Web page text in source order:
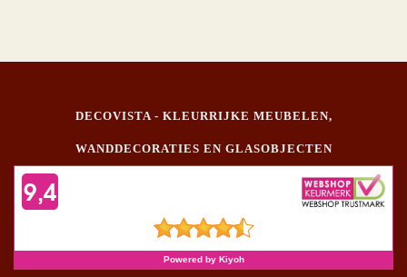
DECOVISTA - KLEURRIJKE MEUBELEN,
WANDDECORATIES EN GLASOBJECTEN